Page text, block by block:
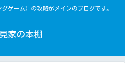
ゲーム）の攻略がメインのブログです。
家の本棚